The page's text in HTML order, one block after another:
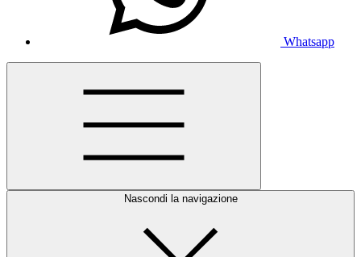
Whatsapp
Nascondi la navigazione